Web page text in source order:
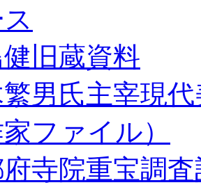
旧蔵資料
男氏主宰現
家ファイル）
寺院重宝調